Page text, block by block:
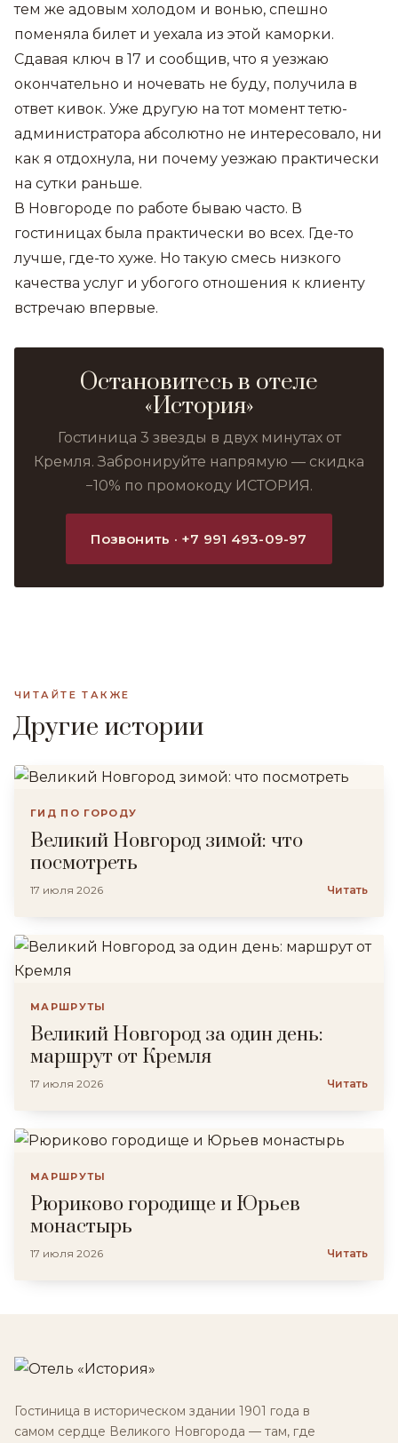
тем же адовым холодом и вонью, спешно
поменяла билет и уехала из этой каморки.
Сдавая ключ в 17 и сообщив, что я уезжаю
окончательно и ночевать не буду, получила в
ответ кивок. Уже другую на тот момент тетю-
администратора абсолютно не интересовало, ни
как я отдохнула, ни почему уезжаю практически
на сутки раньше.
В Новгороде по работе бываю часто. В
гостиницах была практически во всех. Где-то
лучше, где-то хуже. Но такую смесь низкого
качества услуг и убогого отношения к клиенту
встречаю впервые.
Остановитесь в отеле
«История»
Гостиница 3 звезды в двух минутах от
Кремля. Забронируйте напрямую — скидка
−10% по промокоду ИСТОРИЯ.
Позвонить · +7 991 493-09-97
ЧИТАЙТЕ ТАКЖЕ
Другие истории
ГИД ПО ГОРОДУ
Великий Новгород зимой: что
посмотреть
17 июля 2026 Читать
МАРШРУТЫ
Великий Новгород за один день:
маршрут от Кремля
17 июля 2026 Читать
МАРШРУТЫ
Рюриково городище и Юрьев
монастырь
17 июля 2026 Читать
Гостиница в историческом здании 1901 года в
самом сердце Великого Новгорода — там, где